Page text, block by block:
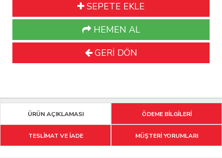
SEPETE EKLE
HEMEN AL
GERİ DÖN
ÜRÜN AÇIKLAMASI ÖDEME BİLGİLERİ
TESLİMAT VE İADE MÜŞTERİ YORUMLARI